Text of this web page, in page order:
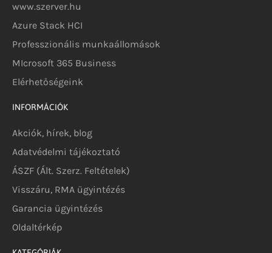
www.szerver.hu
Azure Stack HCI
Professzionális munkaállomások
MIcrosoft 365 Business
Elérhetőségeink
INFORMÁCIÓK
Akciók, hírek, blog
Adatvédelmi tájékoztató
ÁSZF (Ált. Szerz. Feltételek)
Visszáru, RMA ügyintézés
Garancia ügyintézés
Oldaltérkép